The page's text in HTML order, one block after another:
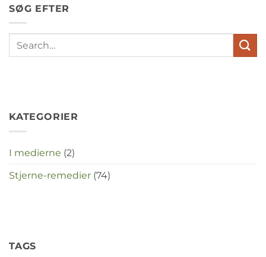
in
SØG EFTER
KATEGORIER
I medierne (2)
Stjerne-remedier (74)
TAGS